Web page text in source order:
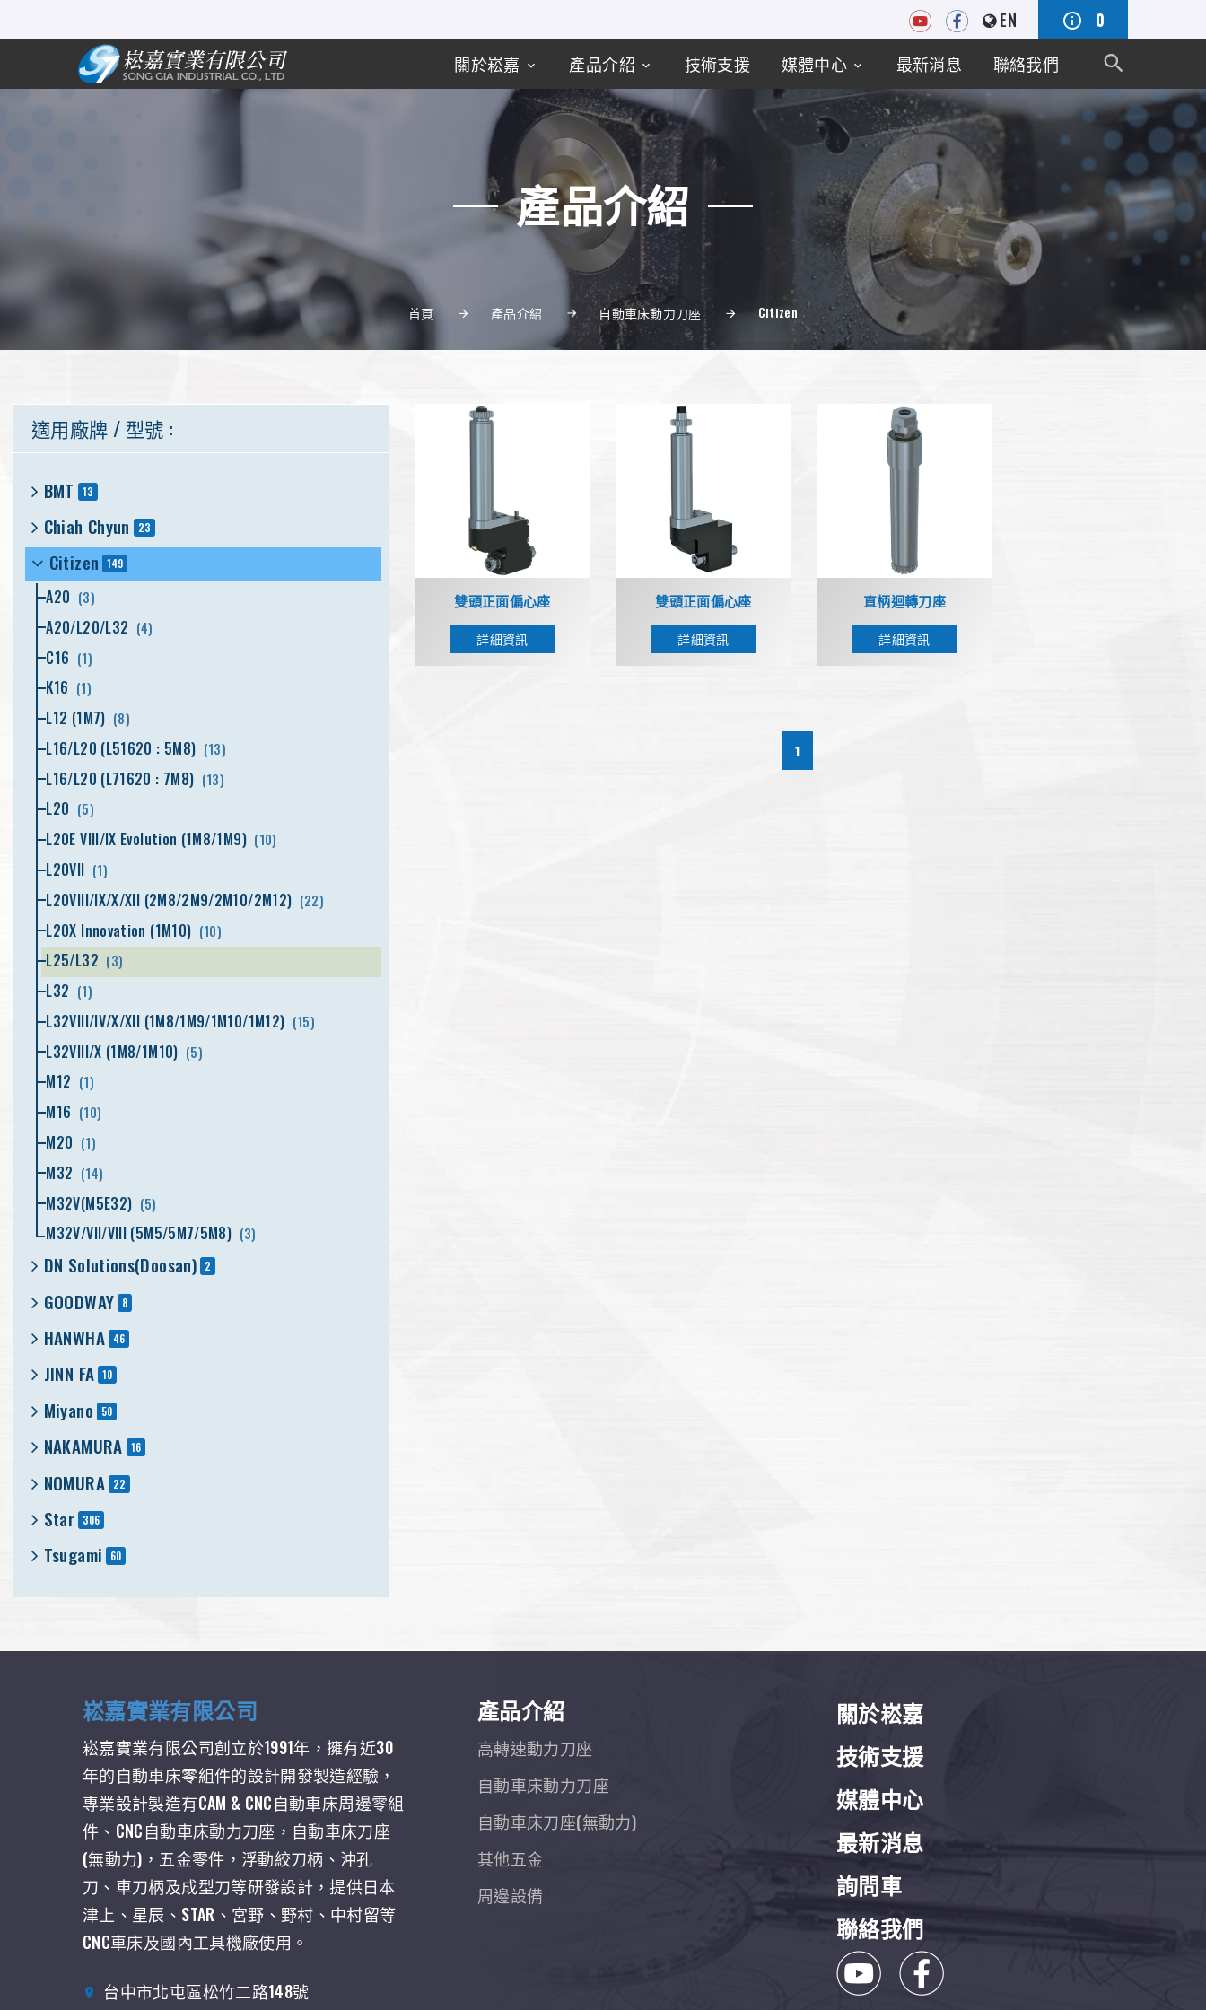
EN
0
關於崧嘉
產品介紹 技術支援 媒體中心 最新消息 聯絡我們
產品介紹
首頁 產品介紹 自動車床動力刀座 Citizen
適用廠牌 / 型號 :
BMT 13
Chiah Chyun 23
Citizen 149
A20 (3)
A20/L20/L32 (4)
C16 (1)
K16 (1)
L12 (1M7) (8)
L16/L20 (L51620 : 5M8) (13)
L16/L20 (L71620 : 7M8) (13)
L20 (5)
L20E VIII/IX Evolution (1M8/1M9) (10)
L20VII (1)
L20VIII/IX/X/XII (2M8/2M9/2M10/2M12) (22)
L20X Innovation (1M10) (10)
L25/L32 (3)
L32 (1)
L32VIII/IV/X/XII (1M8/1M9/1M10/1M12) (15)
L32VIII/X (1M8/1M10) (5)
M12 (1)
M16 (10)
M20 (1)
M32 (14)
M32V(M5E32) (5)
M32V/VII/VIII (5M5/5M7/5M8) (3)
DN Solutions(Doosan) 2
GOODWAY 8
HANWHA 46
JINN FA 10
Miyano 50
NAKAMURA 16
NOMURA 22
Star 306
Tsugami 60
雙頭正面偏心座
詳細資訊
雙頭正面偏心座
詳細資訊
直柄迴轉刀座
詳細資訊
1
崧嘉實業有限公司
崧嘉實業有限公司創立於1991年，擁有近30
年的自動車床零組件的設計開發製造經驗，
專業設計製造有CAM & CNC自動車床周邊零組
件、CNC自動車床動力刀座，自動車床刀座
(無動力)，五金零件，浮動絞刀柄、沖孔
刀、車刀柄及成型刀等研發設計，提供日本
津上、星辰、STAR、宮野、野村、中村留等
CNC車床及國內工具機廠使用。
台中市北屯區松竹二路148號
產品介紹
高轉速動力刀座
自動車床動力刀座
自動車床刀座(無動力)
其他五金
周邊設備
關於崧嘉
技術支援
媒體中心
最新消息
詢問車
聯絡我們